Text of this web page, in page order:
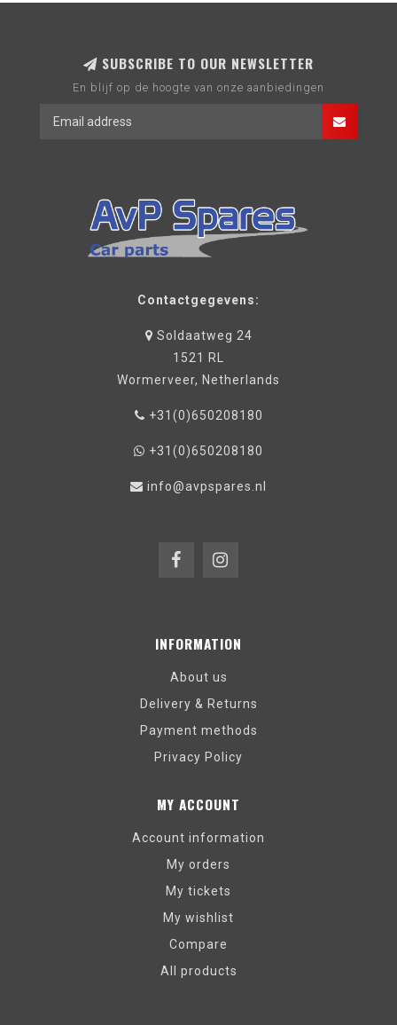
SUBSCRIBE TO OUR NEWSLETTER
En blijf op de hoogte van onze aanbiedingen
Contactgegevens:
Soldaatweg 24
1521 RL
Wormerveer, Netherlands
+31(0)650208180
+31(0)650208180
info@avpspares.nl
INFORMATION
About us
Delivery & Returns
Payment methods
Privacy Policy
MY ACCOUNT
Account information
My orders
My tickets
My wishlist
Compare
All products